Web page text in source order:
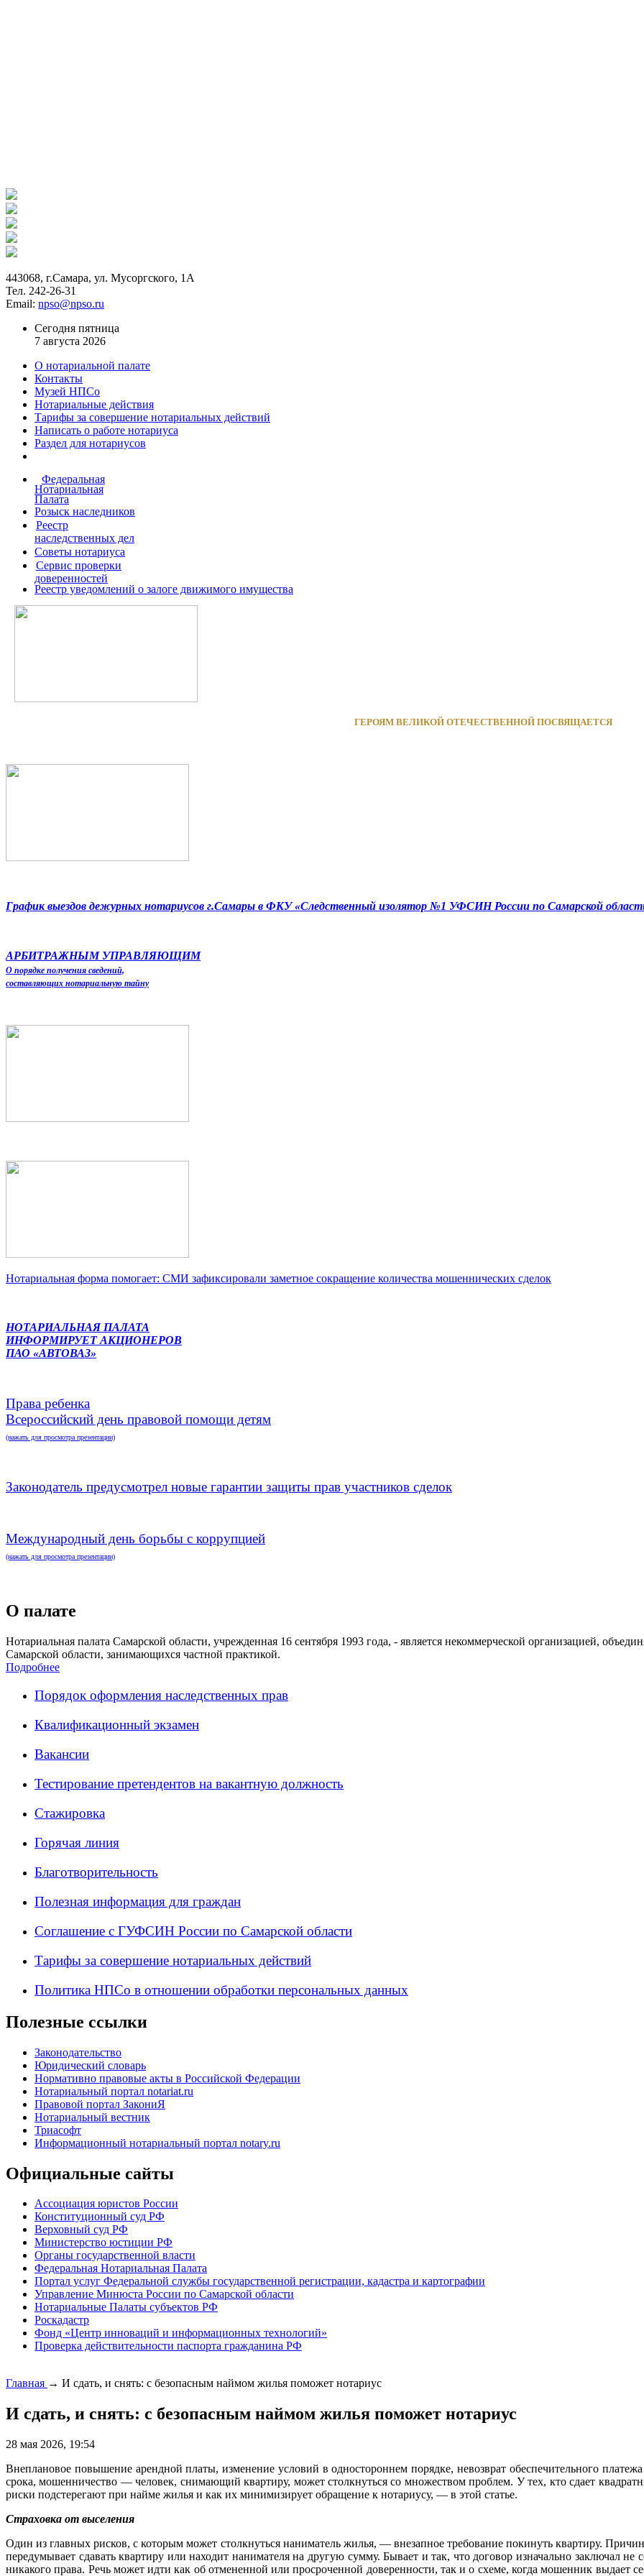
443068, г.Самара, ул. Мусоргского, 1А
Тел. 242-26-31
Email: npso@npso.ru
Сегодня пятница
7 августа 2026
О нотариальной палате
Контакты
Музей НПСо
Нотариальные действия
Тарифы за совершение нотариальных действий
Написать о работе нотариуса
Раздел для нотариусов
Федеральная
Нотариальная
Палата
Розыск наследников
Реестр
наследственных дел
Советы нотариуса
Сервис проверки
доверенностей
Реестр уведомлений о залоге движимого имущества
ГЕРОЯМ ВЕЛИКОЙ ОТЕЧЕСТВЕННОЙ ПОСВЯЩАЕТСЯ
График выездов дежурных нотариусов г.Самары в ФКУ «Следственный изолятор №1 УФСИН России по Самарской
АРБИТРАЖНЫМ УПРАВЛЯЮЩИМ
О порядке получения сведений,
составляющих нотариальную тайну
Нотариальная форма помогает: СМИ зафиксировали заметное сокращение количества мошеннических сделок
НОТАРИАЛЬНАЯ ПАЛАТА
ИНФОРМИРУЕТ АКЦИОНЕРОВ
ПАО «АВТОВАЗ»
Права ребенка
Всероссийский день правовой помощи детям
(нажать для просмотра презентации)
Законодатель предусмотрел новые гарантии защиты прав участников сделок
Международный день борьбы с коррупцией
(нажать для просмотра презентации)
О палате
Нотариальная палата Самарской области, учрежденная 16 сентября 1993 года, - является некоммерческой организацией,
Самарской области, занимающихся частной практикой.
Подробнее
Порядок оформления наследственных прав
Квалификационный экзамен
Вакансии
Тестирование претендентов на вакантную должность
Стажировка
Горячая линия
Благотворительность
Полезная информация для граждан
Соглашение с ГУФСИН России по Самарской области
Тарифы за совершение нотариальных действий
Политика НПСо в отношении обработки персональных данных
Полезные ссылки
Законодательство
Юридический словарь
Нормативно правовые акты в Российской Федерации
Нотариальный портал notariat.ru
Правовой портал ЗакониЯ
Нотариальный вестник
Триасофт
Информационный нотариальный портал notary.ru
Официальные сайты
Ассоциация юристов России
Конституционный суд РФ
Верховный суд РФ
Министерство юстиции РФ
Органы государственной власти
Федеральная Нотариальная Палата
Портал услуг Федеральной службы государственной регистрации, кадастра и картографии
Управление Минюста России по Самарской области
Нотариальные Палаты субъектов РФ
Роскадастр
Фонд «Центр инноваций и информационных технологий»
Проверка действительности паспорта гражданина РФ
Главная → И сдать, и снять: с безопасным наймом жилья поможет нотариус
И сдать, и снять: с безопасным наймом жилья поможет нотариус
28 мая 2026, 19:54
Внеплановое повышение арендной платы, изменение условий в одностороннем порядке, невозврат обеспечительного
срока, мошенничество — человек, снимающий квартиру, может столкнуться со множеством проблем. У тех, кто сдает
риски подстерегают при найме жилья и как их минимизирует обращение к нотариусу, — в этой статье.
Страховка от выселения
Один из главных рисков, с которым может столкнуться наниматель жилья, — внезапное требование покинуть квартиру.
передумывает сдавать квартиру или находит нанимателя на другую сумму. Бывает и так, что договор изначально заключал
никакого права. Речь может идти как об отмененной или просроченной доверенности, так и о схеме, когда мошенник выдает